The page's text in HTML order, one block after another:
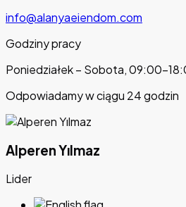
info@alanyaeiendom.com
Godziny pracy
Poniedziałek – Sobota,
Odpowiadamy w ciągu 24 godzin
Alperen Yılmaz
Lider